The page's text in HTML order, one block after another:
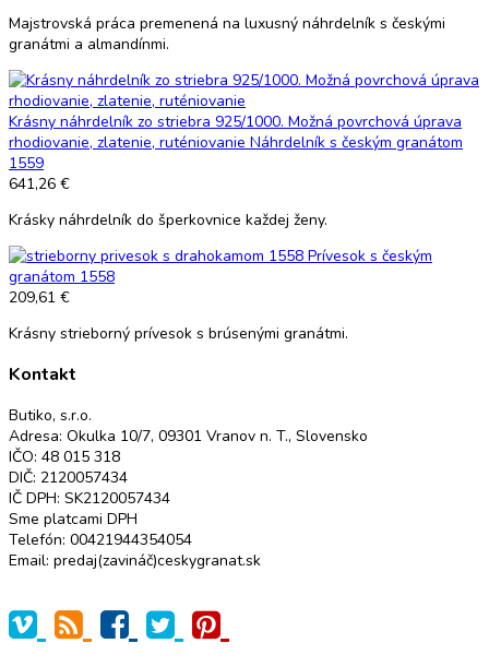
Majstrovská práca premenená na luxusný náhrdelník s českými
granátmi a almandínmi.
Krásny náhrdelník zo striebra 925/1000. Možná povrchová úprava
rhodiovanie, zlatenie, ruténiovanie Náhrdelník s českým granátom
1559
641,26 €
Krásky náhrdelník do šperkovnice každej ženy.
Prívesok s českým
granátom 1558
209,61 €
Krásny strieborný prívesok s brúsenými granátmi.
Kontakt
Butiko, s.r.o.
Adresa: Okulka 10/7, 09301 Vranov n. T., Slovensko
IČO: 48 015 318
DIČ: 2120057434
IČ DPH: SK2120057434
Sme platcami DPH
Telefón: 00421944354054
Email: predaj(zavináč)ceskygranat.sk